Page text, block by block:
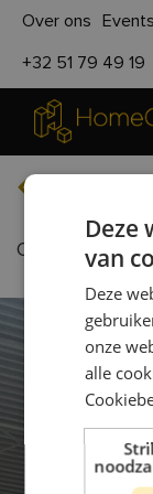
Over ons Events
+32 51 79 49 19
Opendeur
Deze
van
Deze
onze
alle